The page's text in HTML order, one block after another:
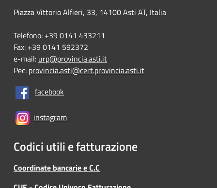
Piazza Vittorio Alfieri, 33, 14100 Asti AT, Italia
Telefono: +39 0141 433211
Fax: +39 0141 592372
e-mail: urp@provincia.asti.it
Pec: provincia.asti@cert.provincia.asti.it
facebook
instagram
Codici utili e fatturazione
Coordinate bancarie e C.C